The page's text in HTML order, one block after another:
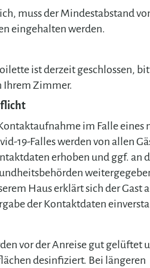
muss der Mindestabstand
eingehalten werden.
ist derzeit geschlossen,
Ihrem Zimmer.
im Falle eines
19-Falles werden von allen
erhoben und ggf. an
Haus erklärt sich der Gast
der Kontaktdaten
vor der Anreise gut gelüftet
desinfiziert. Bei längeren